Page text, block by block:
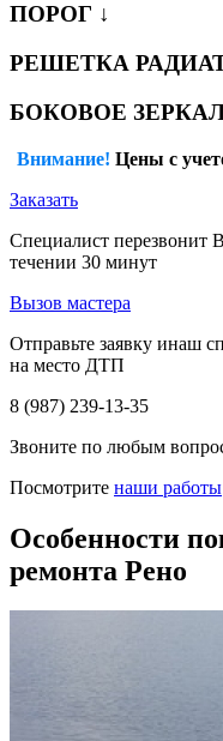
ПОРОГ ↓
РЕШЕТКА
БОКОВОЕ
Внимание! Цены с
Заказать
Специалист перезвонит
течении 30 минут
Вызов мастера
Отправьте заявку инаш
на место ДТП
8 (987) 239-13-35
Звоните по любым
Посмотрите наши работы
Особенности
ремонта Рено